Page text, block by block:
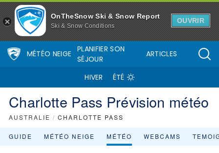
OnTheSnow Ski & Snow Report
Ski & Snow Conditions
OUVRIR
MÉTÉO NEIGE
PLANIFIER SON
SÉJOUR
ARTICLES
HIVER ÉTÉ
Charlotte Pass Prévision météo
AUSTRALIE / CHARLOTTE PASS
GUIDE MÉTÉO NEIGE MÉTÉO WEBCAMS